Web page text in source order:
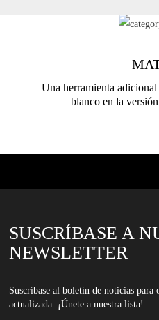
Una herramienta
blanco en la
SUSCRÍBASE A
NEWSLETTER
Suscríbase al boletín de noticias
actualizada. ¡Únete a nuestra lista!